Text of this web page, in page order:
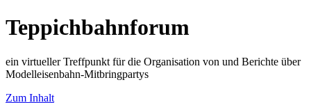
Teppichbahnforum
ein virtueller Treffpunkt für die Organisation von und Berichte über
Modelleisenbahn-Mitbringpartys
Zum Inhalt